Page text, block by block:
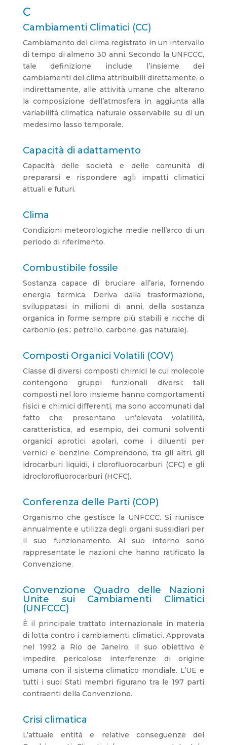
C
Cambiamenti Climatici (CC)
Cambiamento del clima registrato in un intervallo
di tempo di almeno 30 anni. Secondo la UNFCCC,
tale definizione include l’insieme dei
cambiamenti del clima attribuibili direttamente, o
indirettamente, alle attività umane che alterano
la composizione dell’atmosfera in aggiunta alla
variabilità climatica naturale osservabile su di un
medesimo lasso temporale.
Capacità di adattamento
Capacità delle società e delle comunità di
prepararsi e rispondere agli impatti climatici
attuali e futuri.
Clima
Condizioni meteorologiche medie nell’arco di un
periodo di riferimento.
Combustibile fossile
Sostanza capace di bruciare all’aria, fornendo
energia termica. Deriva dalla trasformazione,
sviluppatasi in milioni di anni, della sostanza
organica in forme sempre più stabili e ricche di
carbonio (es.: petrolio, carbone, gas naturale).
Composti Organici Volatili (COV)
Classe di diversi composti chimici le cui molecole
contengono gruppi funzionali diversi: tali
composti nel loro insieme hanno comportamenti
fisici e chimici differenti, ma sono accomunati dal
fatto che presentano un’elevata volatilità,
caratteristica, ad esempio, dei comuni solventi
organici aprotici apolari, come i diluenti per
vernici e benzine. Comprendono, tra gli altri, gli
idrocarburi liquidi, i clorofluorocarburi (CFC) e gli
idroclorofluorocarburi (HCFC).
Conferenza delle Parti (COP)
Organismo che gestisce la UNFCCC. Si riunisce
annualmente e utilizza degli organi sussidiari per
il suo funzionamento. Al suo interno sono
rappresentate le nazioni che hanno ratificato la
Convenzione.
Convenzione Quadro delle Nazioni
Unite sui Cambiamenti Climatici
(UNFCCC)
È il principale trattato internazionale in materia
di lotta contro i cambiamenti climatici. Approvata
nel 1992 a Rio de Janeiro, il suo obiettivo è
impedire pericolose interferenze di origine
umana con il sistema climatico mondiale. L’UE e
tutti i suoi Stati membri figurano tra le 197 parti
contraenti della Convenzione.
Crisi climatica
L’attuale entità e relative conseguenze dei